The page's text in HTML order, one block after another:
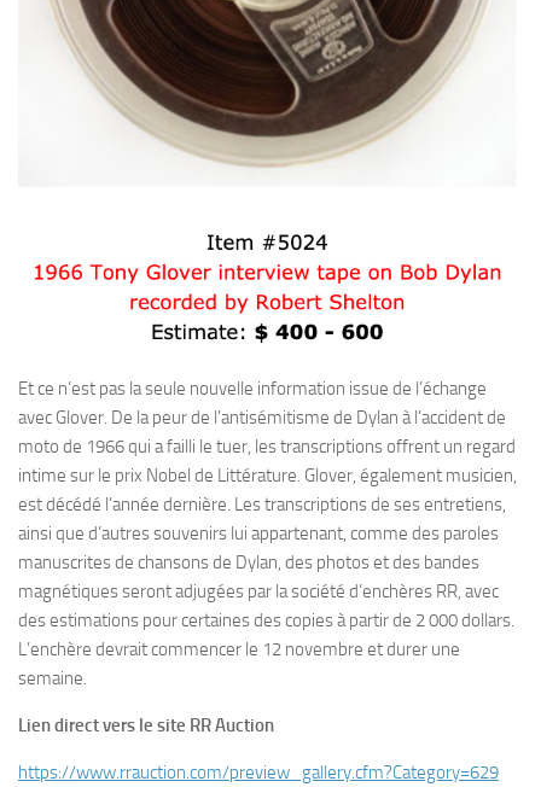
Et ce n’est pas la seule nouvelle information issue de l’échange
avec Glover. De la peur de l’antisémitisme de Dylan à l’accident de
moto de 1966 qui a failli le tuer, les transcriptions offrent un regard
intime sur le prix Nobel de Littérature. Glover, également musicien,
est décédé l’année dernière. Les transcriptions de ses entretiens,
ainsi que d’autres souvenirs lui appartenant, comme des paroles
manuscrites de chansons de Dylan, des photos et des bandes
magnétiques seront adjugées par la société d’enchères RR, avec
des estimations pour certaines des copies à partir de 2 000 dollars.
L’enchère devrait commencer le 12 novembre et durer une
semaine.
Lien direct vers le site RR Auction
https://www.rrauction.com/preview_gallery.cfm?Category=629